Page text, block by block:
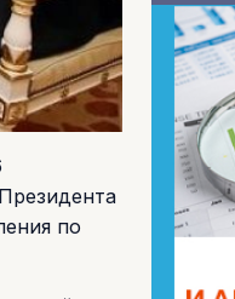
по